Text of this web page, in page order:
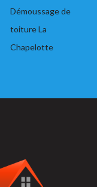
Démoussage de
toiture La
Chapelotte